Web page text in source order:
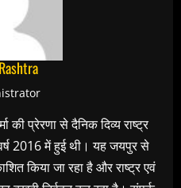
की प्रेरणा से दैनिक दिव्य राष्ट्र
2016 में हुई थी। यह जयपुर से
किया जा रहा है और राष्ट्र एवं